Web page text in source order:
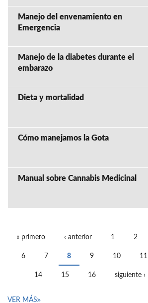
Manejo del envenamiento en
Emergencia
Manejo de la diabetes durante el
embarazo
Dieta y mortalidad
Cómo manejamos la Gota
Manual sobre Cannabis Medicinal
« primero ‹ anterior 1 2
6 7 8 9 10 11
14 15 16 siguiente ›
VER MÁS